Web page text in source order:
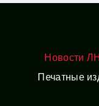
Новости
Печатные